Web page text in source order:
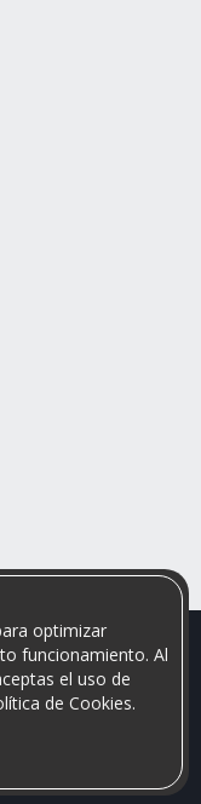
optimizar
funcionamiento. Al
el uso de
de Cookies.
las que buscan una